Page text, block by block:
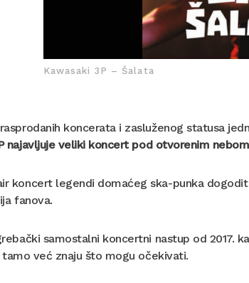
Kawasaki 3P – Šalata
koncerata i zasluženog statusa
najavljuje veliki koncert pod otvorenim
koncert legendi domaćeg ska-punka
fanova.
samostalni koncertni nastup od 2017.
već znaju što mogu očekivati.